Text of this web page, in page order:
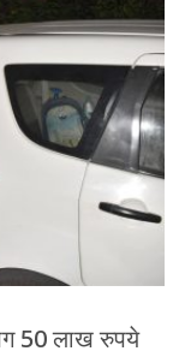
50 लाख रुपये